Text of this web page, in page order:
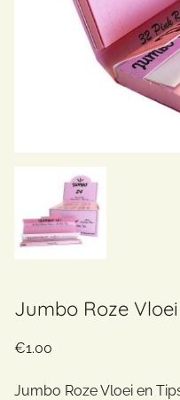
Jumbo Roze
€1.00
Jumbo Roze Vloei en